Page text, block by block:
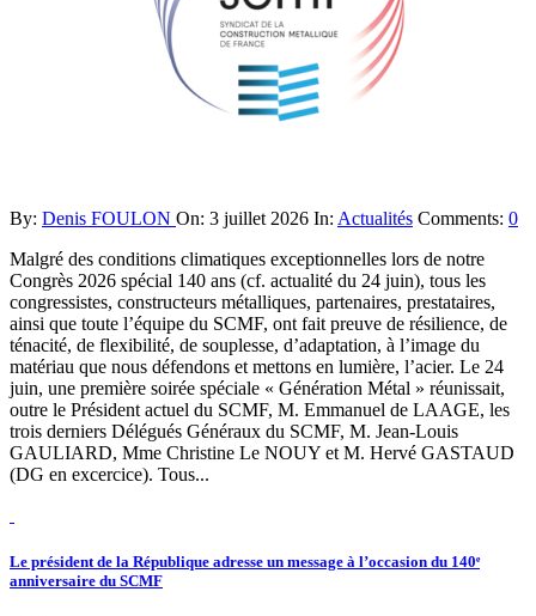
By: Denis FOULON On: 3 juillet 2026 In: Actualités Comments: 0
Malgré des conditions climatiques exceptionnelles lors de notre
Congrès 2026 spécial 140 ans (cf. actualité du 24 juin), tous les
congressistes, constructeurs métalliques, partenaires, prestataires,
ainsi que toute l’équipe du SCMF, ont fait preuve de résilience, de
ténacité, de flexibilité, de souplesse, d’adaptation, à l’image du
matériau que nous défendons et mettons en lumière, l’acier. Le 24
juin, une première soirée spéciale « Génération Métal » réunissait,
outre le Président actuel du SCMF, M. Emmanuel de LAAGE, les
trois derniers Délégués Généraux du SCMF, M. Jean-Louis
GAULIARD, Mme Christine Le NOUY et M. Hervé GASTAUD
(DG en excercice). Tous...
Le président de la République adresse un message à l’occasion du 140ᵉ
anniversaire du SCMF